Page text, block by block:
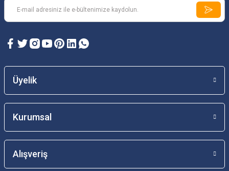
Üyelik
Kurumsal
Alışveriş